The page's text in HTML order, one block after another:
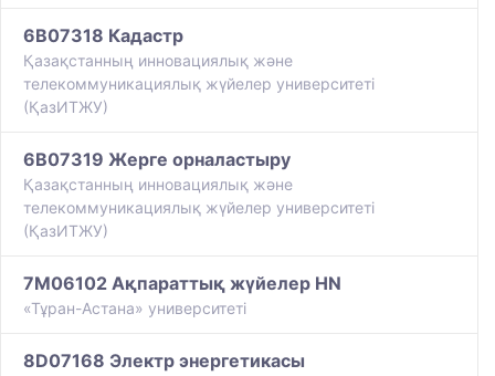
6B07318 Кадастр
Қазақстанның инновациялық және
телекоммуникациялық жүйелер университеті
(ҚазИТЖУ)
6B07319 Жерге орналастыру
Қазақстанның инновациялық және
телекоммуникациялық жүйелер университеті
(ҚазИТЖУ)
7M06102 Ақпараттық жүйелер HN
«Тұран-Астана» университеті
8D07168 Электр энергетикасы